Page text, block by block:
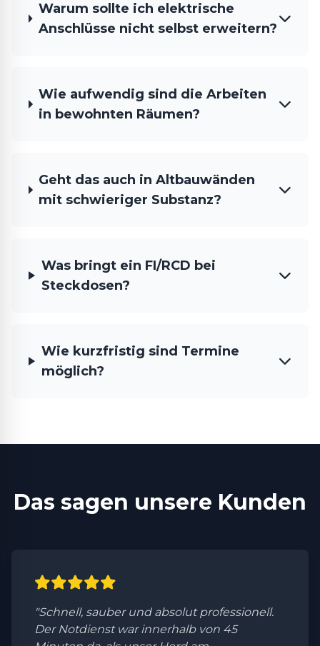
Warum sollte ich elektrische
Anschlüsse nicht selbst erweitern?
Wie aufwendig sind die Arbeiten
in bewohnten Räumen?
Geht das auch in Altbauwänden
mit schwieriger Substanz?
Was bringt ein FI/RCD bei
Steckdosen?
Wie kurzfristig sind Termine
möglich?
Das sagen unsere Kunden
"Schnell, sauber und absolut professionell.
Der Notdienst war innerhalb von 45